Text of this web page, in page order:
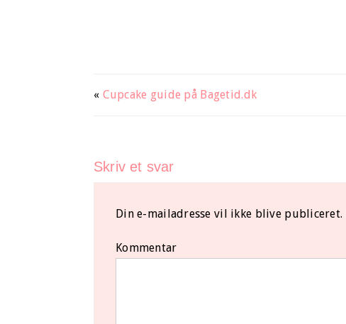
« Cupcake guide på Bagetid.dk
Skriv et svar
Din e-mailadresse vil ikke blive publiceret.
Kommentar